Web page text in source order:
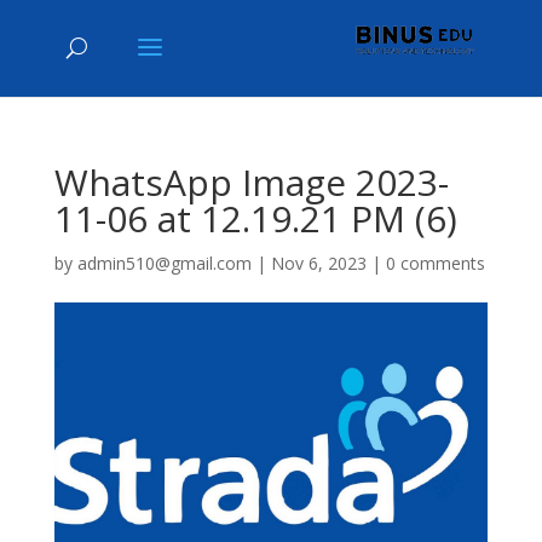
WhatsApp Image 2023-
11-06 at 12.19.21 PM (6)
by admin510@gmail.com | Nov 6, 2023 | 0 comments